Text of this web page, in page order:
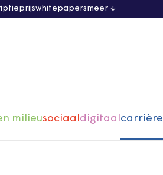
whitepapersmeer
milieusociaaldigitaalcarrière